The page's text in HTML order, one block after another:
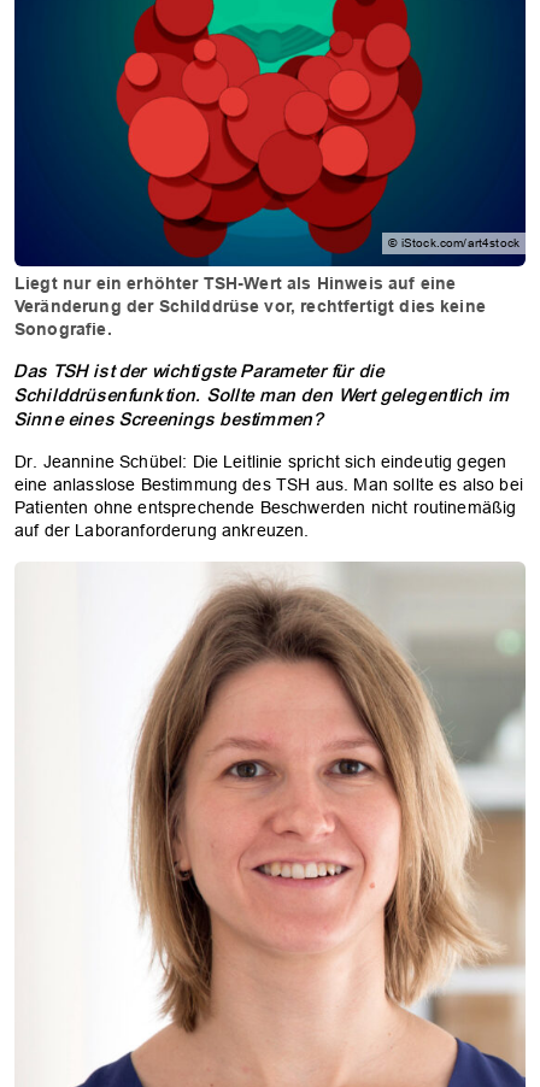
© iStock.com/art4stock
Liegt nur ein erhöhter TSH-Wert als Hinweis auf eine
Veränderung der Schilddrüse vor, rechtfertigt dies keine
Sonografie.
Das TSH ist der wichtigste Parameter für die
Schilddrüsenfunktion. Sollte man den Wert gelegentlich im
Sinne eines Screenings bestimmen?
Dr. Jeannine Schübel: Die Leitlinie spricht sich eindeutig gegen
eine anlasslose Bestimmung des TSH aus. Man sollte es also bei
Patienten ohne entsprechende Beschwerden nicht routinemäßig
auf der Laboranforderung ankreuzen.